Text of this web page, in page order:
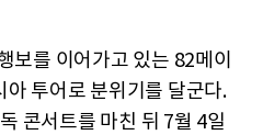
보를 이어가고 있는 82메이
투어로 분위기를 달군다.
콘서트를 마친 뒤 7월 4일